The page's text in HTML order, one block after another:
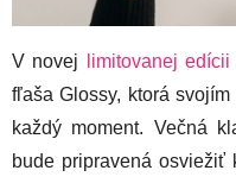
V novej limitovanej edícii
fľaša Glossy, ktorá
každý moment. Večná
bude pripravená